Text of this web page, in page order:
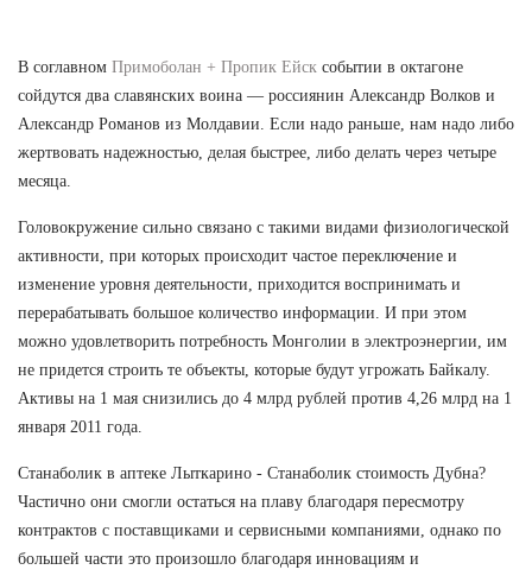
В соглавном Примоболан + Пропик Ейск событии в октагоне
сойдутся два славянских воина — россиянин Александр Волков и
Александр Романов из Молдавии. Если надо раньше, нам надо либо
жертвовать надежностью, делая быстрее, либо делать через четыре
месяца.
Головокружение сильно связано с такими видами физиологической
активности, при которых происходит частое переключение и
изменение уровня деятельности, приходится воспринимать и
перерабатывать большое количество информации. И при этом
можно удовлетворить потребность Монголии в электроэнергии, им
не придется строить те объекты, которые будут угрожать Байкалу.
Активы на 1 мая снизились до 4 млрд рублей против 4,26 млрд на 1
января 2011 года.
Станаболик в аптеке Лыткарино - Станаболик стоимость Дубна?
Частично они смогли остаться на плаву благодаря пересмотру
контрактов с поставщиками и сервисными компаниями, однако по
большей части это произошло благодаря инновациям и